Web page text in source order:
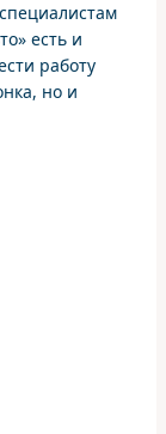
есть и
работу
но и